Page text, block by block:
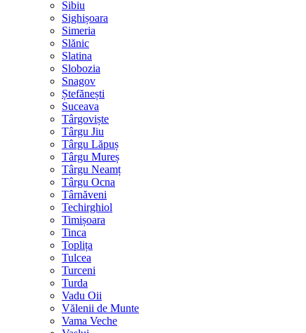
Sibiu
Sighișoara
Simeria
Slănic
Slatina
Slobozia
Snagov
Ștefănești
Suceava
Târgoviște
Târgu Jiu
Târgu Lăpuș
Târgu Mureș
Târgu Neamț
Târgu Ocna
Târnăveni
Techirghiol
Timișoara
Tinca
Toplița
Tulcea
Turceni
Turda
Vadu Oii
Vălenii de Munte
Vama Veche